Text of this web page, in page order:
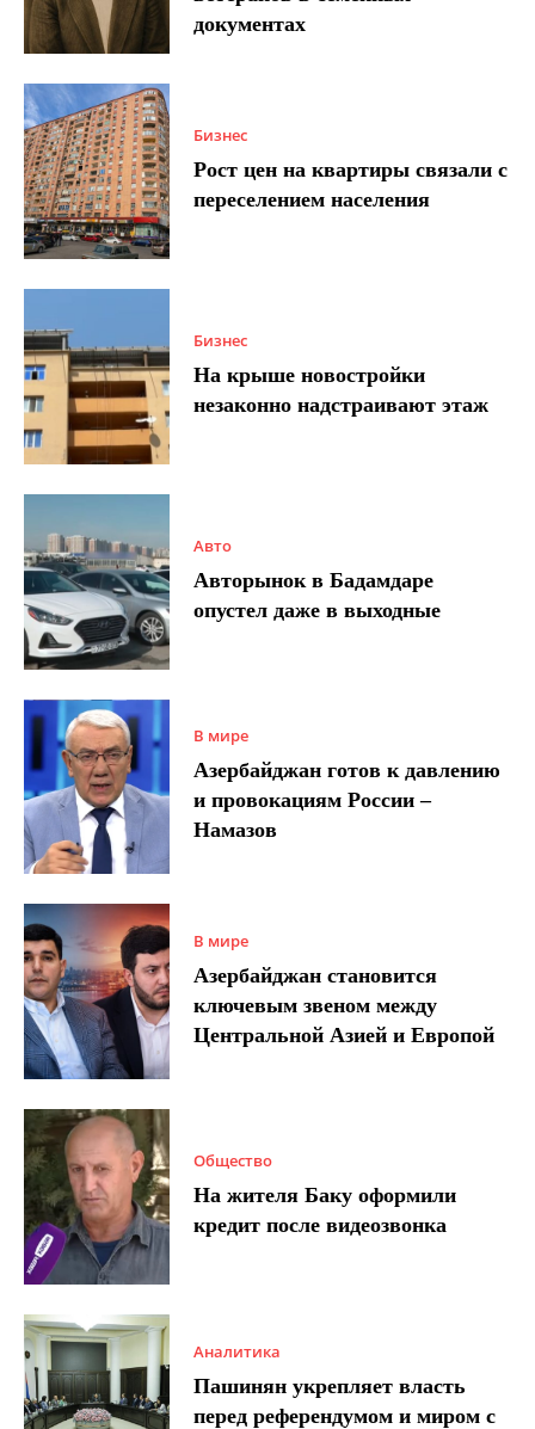
документах
Бизнес
Рост цен на квартиры связали с
переселением населения
Бизнес
На крыше новостройки
незаконно надстраивают этаж
Авто
Авторынок в Бадамдаре
опустел даже в выходные
В мире
Азербайджан готов к давлению
и провокациям России –
Намазов
В мире
Азербайджан становится
ключевым звеном между
Центральной Азией и Европой
Общество
На жителя Баку оформили
кредит после видеозвонка
Аналитика
Пашинян укрепляет власть
перед референдумом и миром с